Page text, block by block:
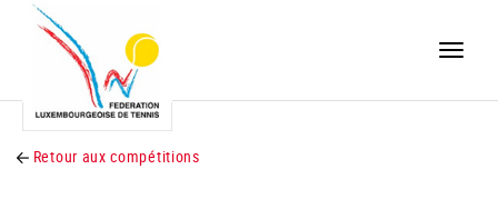
Toggle
Retour aux compétitions